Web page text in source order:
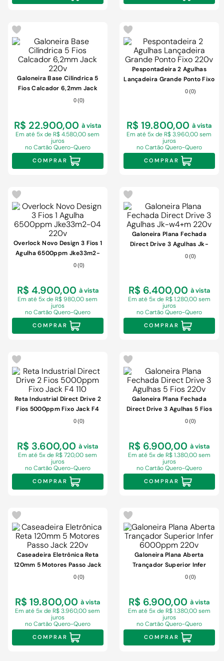
Galoneira Base Cilíndrica 5
Fios Calcador 6,2mm Jack
0 (0)
R$ 22.900,00 à vista
Ematé 5x de R$ 4.580,00 sem
juros
no Cartão Quero-Quero
COMPRAR
Pespontadeira 2 Agulhas
Lançadeira Grande Ponto Fixo
0 (0)
R$ 19.800,00 à vista
Ematé 5x de R$ 3.960,00 sem
juros
no Cartão Quero-Quero
COMPRAR
Overlock Novo Design 3 Fios 1
Agulha 6500ppm Jke33m2-
0 (0)
R$ 4.900,00 à vista
Ematé 5x de R$ 980,00 sem
juros
no Cartão Quero-Quero
COMPRAR
Galoneira Plana Fechada
Direct Drive 3 Agulhas Jk-
w4+m 220v0 (0)
R$ 6.400,00 à vista
Em até 5x de R$ 1.280,00 sem
juros
no Cartão Quero-Quero
COMPRAR
Reta Industrial Direct Drive 2
Fios 5000ppm Fixo Jack F4
0 (0)
R$ 3.600,00 à vista
Ematé 5x de R$ 720,00 sem
juros
no Cartão Quero-Quero
COMPRAR
Galoneira Plana Fechada
Direct Drive 3 Agulhas 5 Fios
0 (0)
R$ 6.900,00 à vista
Em até 5x de R$ 1.380,00 sem
juros
no Cartão Quero-Quero
COMPRAR
Caseadeira Eletrônica Reta
120mm 5 Motores Passo Jack
0 (0)
R$ 19.800,00 à vista
Ematé 5x de R$ 3.960,00 sem
juros
no Cartão Quero-Quero
COMPRAR
Galoneira Plana Aberta
Trançador Superior Infer
6000ppm 220v
0 (0)
R$ 6.900,00 à vista
Em até 5x de R$ 1.380,00 sem
juros
no Cartão Quero-Quero
COMPRAR